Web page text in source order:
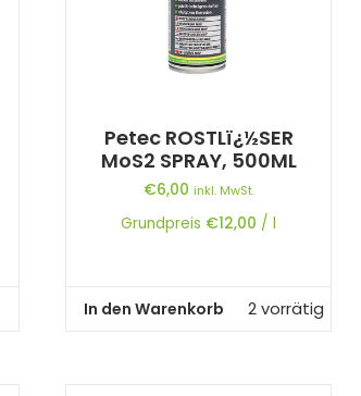
Petec ROSTLï¿½SER
MoS2 SPRAY, 500ML
€6,00 inkl. MwSt.
Grundpreis €12,00 /l
In den Warenkorb 2 vorrätig